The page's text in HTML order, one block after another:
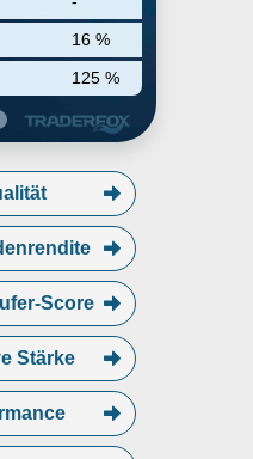
16 %
125 %
Score
Stärke